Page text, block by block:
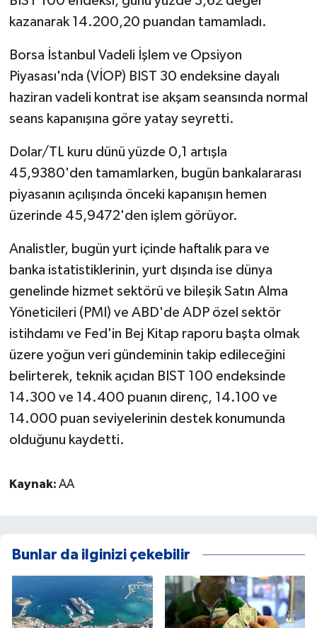
kazanarak 14.200,20 puandan tamamladı.
Borsa İstanbul Vadeli İşlem ve Opsiyon
Piyasası'nda (VİOP) BIST 30 endeksine dayalı
haziran vadeli kontrat ise akşam seansında normal
seans kapanışına göre yatay seyretti.
Dolar/TL kuru dünü yüzde 0,1 artışla
45,9380'den tamamlarken, bugün bankalararası
piyasanın açılışında önceki kapanışın hemen
üzerinde 45,9472'den işlem görüyor.
Analistler, bugün yurt içinde haftalık para ve
banka istatistiklerinin, yurt dışında ise dünya
genelinde hizmet sektörü ve bileşik Satın Alma
Yöneticileri (PMI) ve ABD'de ADP özel sektör
istihdamı ve Fed'in Bej Kitap raporu başta olmak
üzere yoğun veri gündeminin takip edileceğini
belirterek, teknik açıdan BIST 100 endeksinde
14.300 ve 14.400 puanın direnç, 14.100 ve
14.000 puan seviyelerinin destek konumunda
olduğunu kaydetti.
Kaynak: AA
Bunlar da ilginizi çekebilir